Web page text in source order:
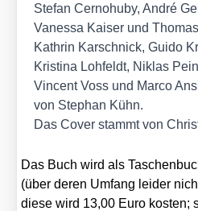
Ste­fan Cer­no­hu­by, André
Vanes­sa Kai­ser und
Kath­rin Kar­schnick, Gui­do
Kris­ti­na Loh­feldt, Niklas
Vin­cent Voss und Mar­co
von Ste­phan Kühn.
Das Cover stammt von
Das Buch wird als
(über deren Umfang lei­der
die­se wird 13,00 Euro kos­ten;